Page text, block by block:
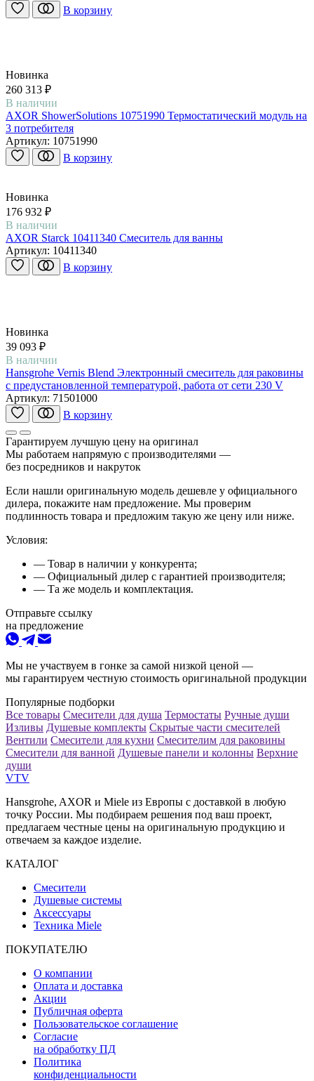
В корзину
Новинка
260 313 ₽
В наличии
AXOR ShowerSolutions 10751990 Термостатический модуль на
3 потребителя
Артикул: 10751990
В корзину
Новинка
176 932 ₽
В наличии
AXOR Starck 10411340 Смеситель для ванны
Артикул: 10411340
В корзину
Новинка
39 093 ₽
В наличии
Hansgrohe Vernis Blend Электронный смеситель для раковины
с предустановленной температурой, работа от сети 230 V
Артикул: 71501000
В корзину
Гарантируем лучшую цену на оригинал
Мы работаем напрямую с производителями —
без посредников и накруток
Если нашли оригинальную модель дешевле у официального
дилера, покажите нам предложение. Мы проверим
подлинность товара и предложим такую же цену или ниже.
Условия:
— Товар в наличии у конкурента;
— Официальный дилер с гарантией производителя;
— Та же модель и комплектация.
Отправьте ссылку
на предложение
Мы не участвуем в гонке за самой низкой ценой —
мы гарантируем честную стоимость оригинальной продукции
Популярные подборки
Все товары Смесители для душа Термостаты Ручные души
Изливы Душевые комплекты Скрытые части смесителей
Вентили Смесители для кухни Смесителим для раковины
Смесители для ванной Душевые панели и колонны Верхние
души
VTV
Hansgrohe, AXOR и Miele из Европы с доставкой в любую
точку России. Мы подбираем решения под ваш проект,
предлагаем честные цены на оригинальную продукцию и
отвечаем за каждое изделие.
КАТАЛОГ
Смесители
Душевые системы
Аксессуары
Техника Miele
ПОКУПАТЕЛЮ
О компании
Оплата и доставка
Акции
Публичная оферта
Пользовательское соглашение
Согласие
на обработку ПД
Политика
конфиденциальности